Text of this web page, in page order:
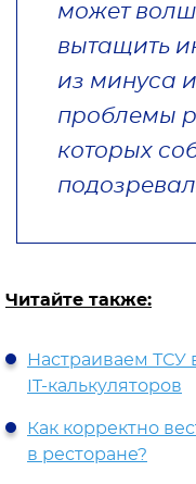
может
вытащить
из минуса
проблемы
которых
Читайте также:
Настраиваем ТСУ
IT-калькуляторов
Как корректно
в ресторане?